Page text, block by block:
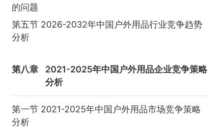
的问题
第五节 2026-2032年中国户外用品行业竞争趋势
分析
第八章
2021-2025年中国户外用品企业竞争策略
分析
第一节 2021-2025年中国户外用品市场竞争策略
分析